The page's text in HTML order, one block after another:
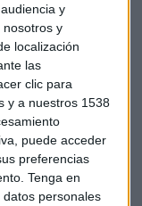
y
nosotros y
localización
las
clic para
y a nuestros 1538
puede acceder
preferencias
Tenga en
personales
emigrados a
lamenta el
el gas natural,
China se ha
la IA tendrá un
reclama en su
el orden